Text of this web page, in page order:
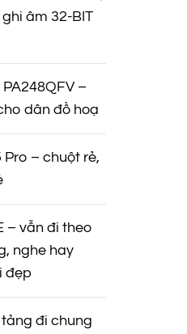
âm 32-BIT
–
dân đồ hoạ
Pro – chuột rẻ,
– vẫn đi theo
nghe hay
đẹp
đi chung